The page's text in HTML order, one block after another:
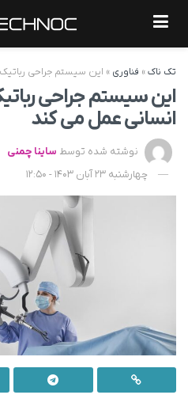
تک ناک» فناوری » این سیستم جراحی
این سیستم جراحی
انسانی عمل می کند
نوشته شده توسط ساینا چمنی
چهارشنبه 23 آبان 1403 - 12:50